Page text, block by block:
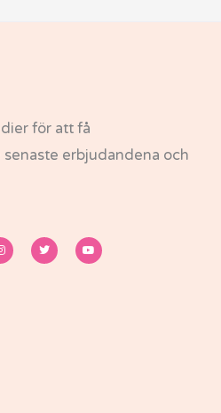
för att få
erbjudandena och
w
i
t
o
u
t